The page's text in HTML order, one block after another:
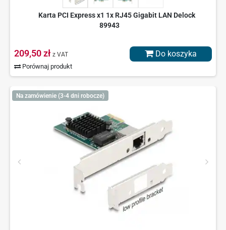
Karta PCI Express x1 1x RJ45 Gigabit LAN Delock
89943
209,50 zł z VAT
Porównaj produkt
Do koszyka
Na zamówienie (3-4 dni robocze)